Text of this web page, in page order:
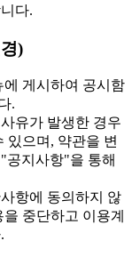
다.
)
게시하여 공시함
.
유가 발생한 경우
있으며, 약관을 변
공지사항"을 통해
항에 동의하지 않
중단하고 이용계